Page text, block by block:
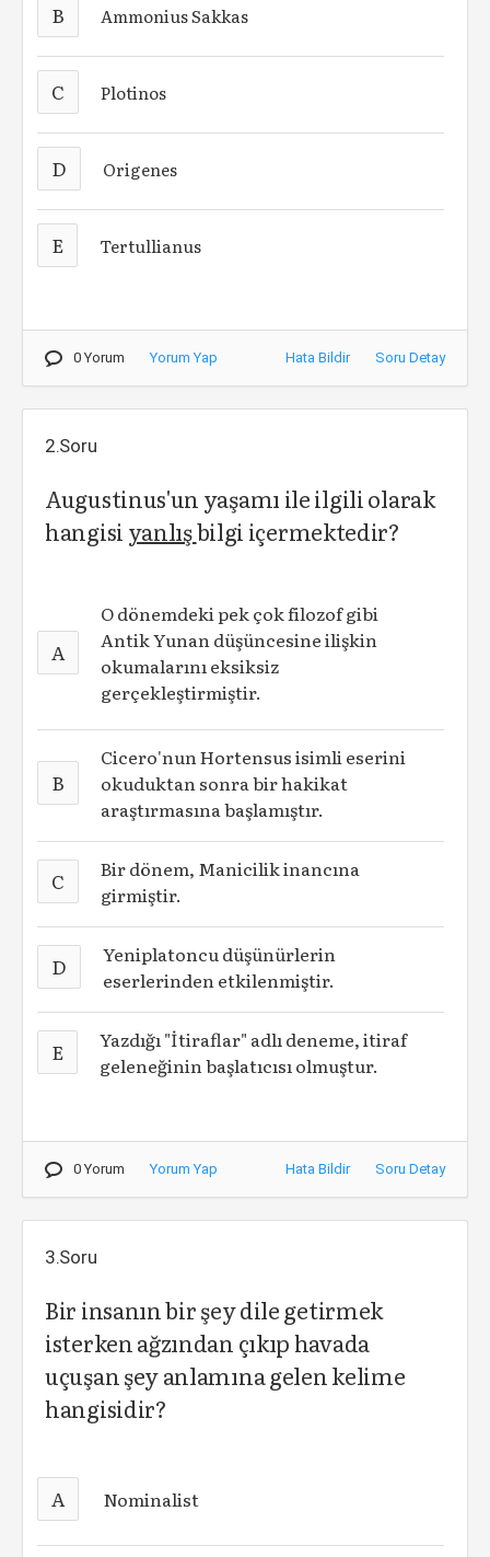
B Ammonius Sakkas
C Plotinos
D Origenes
E Tertullianus
0 Yorum Yorum Yap Hata Bildir Soru Detay
2.Soru
Augustinus'un yaşamı ile ilgili olarak
hangisi yanlışbilgi içermektedir?
A
O dönemdeki pek çok filozof gibi
Antik Yunan düşüncesine ilişkin
okumalarını eksiksiz
gerçekleştirmiştir.
B
Cicero'nun Hortensus isimli eserini
okuduktan sonra bir hakikat
araştırmasına başlamıştır.
C
Bir dönem, Manicilik inancına
girmiştir.
D
Yeniplatoncu düşünürlerin
eserlerinden etkilenmiştir.
E
Yazdığı "İtiraflar" adlı deneme, itiraf
geleneğinin başlatıcısı olmuştur.
0 Yorum Yorum Yap Hata Bildir Soru Detay
3.Soru
Bir insanın bir şey dile getirmek
isterken ağzından çıkıp havada
uçuşan şey anlamına gelen kelime
hangisidir?
A Nominalist